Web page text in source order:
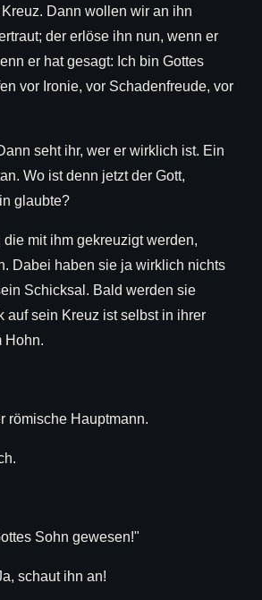
Dann wollen wir an ihn
der erlöse ihn nun, wenn er
er hat gesagt: Ich bin Gottes
vor Ironie, vor Schadenfreude, vor
seht ihr, wer er wirklich ist. Ein
Wo ist denn jetzt der Gott,
glaubte?
mit ihm gekreuzigt werden,
Dabei haben sie ja wirklich nichts
Schicksal. Bald werden sie
auf sein Kreuz ist selbst in ihrer
Hohn.
römische Hauptmann.
Sohn gewesen!"
schaut ihn an!